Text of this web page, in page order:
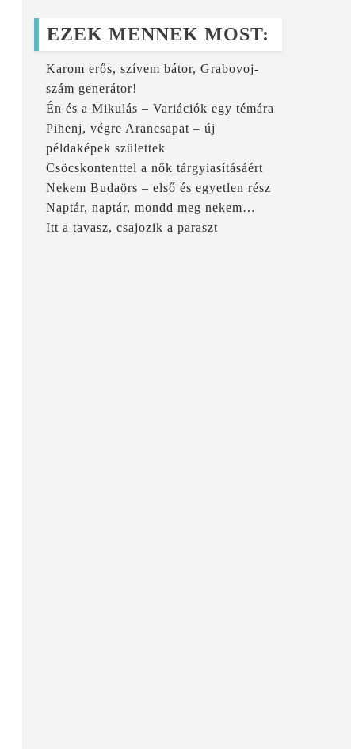
EZEK MENNEK MOST:
Karom erős, szívem bátor, Grabovoj-
szám generátor!
Én és a Mikulás – Variációk egy témára
Pihenj, végre Arancsapat – új
példaképek születtek
Csöcskontenttel a nők tárgyiasításáért
Nekem Budaörs – első és egyetlen rész
Naptár, naptár, mondd meg nekem…
Itt a tavasz, csajozik a paraszt